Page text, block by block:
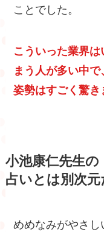
ことでした。
こういった業界
まう人が多い中
姿勢はすごく驚き
小池康仁先生
占いとは別次元
めめなみがやさ